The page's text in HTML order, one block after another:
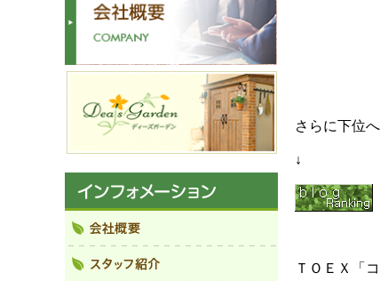
さらに下位
↓
ＴＯＥＸ「